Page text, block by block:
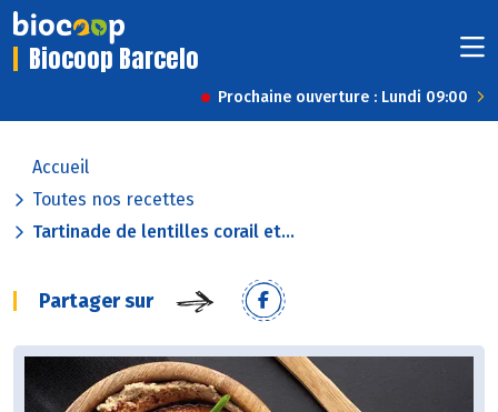
Biocoop Barcelo
Prochaine ouverture : Lundi 09:00
Accueil
Toutes nos recettes
Tartinade de lentilles corail et...
Partager sur